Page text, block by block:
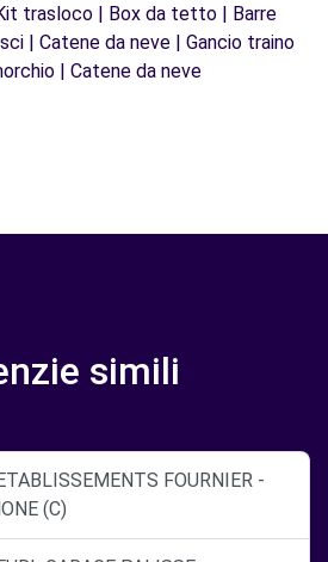
trasloco | Box da tetto | Barre
| Catene da neve | Gancio traino
| Catene da neve
simili
FOURNIER -
(C)